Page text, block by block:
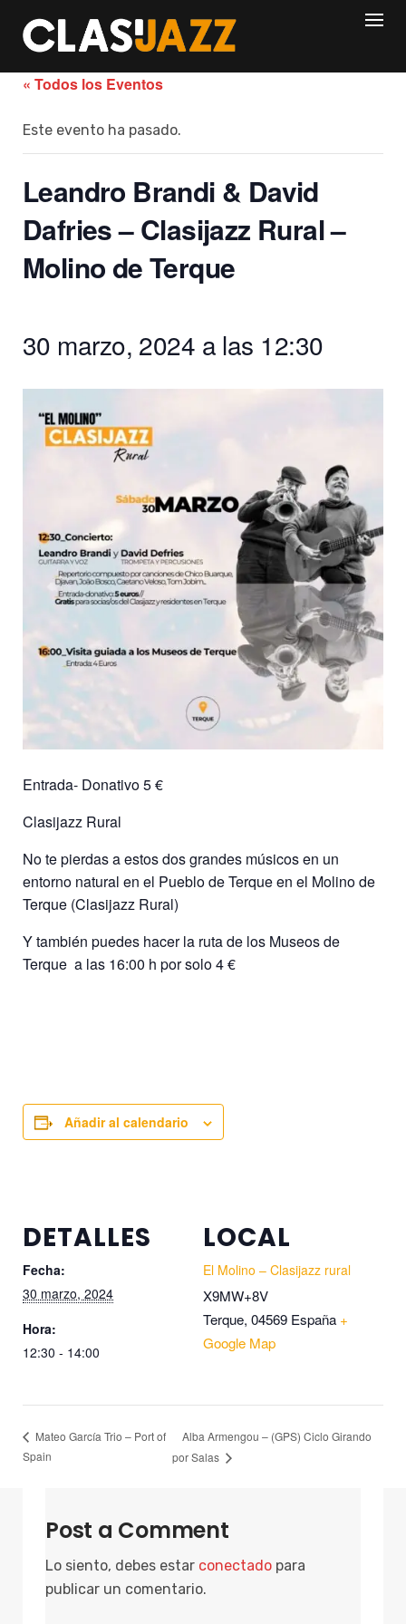
content
« Todos los Eventos
Este evento ha pasado.
Leandro Brandi & David
Dafries – Clasijazz Rural –
Molino de Terque
30 marzo, 2024 a las 12:30
Entrada- Donativo 5 €
Clasijazz Rural
No te pierdas a estos dos grandes músicos en un
entorno natural en el Pueblo de Terque en el Molino de
Terque (Clasijazz Rural)
Y también puedes hacer la ruta de los Museos de
Terque a las 16:00 h por solo 4 €
Añadir al calendario
DETALLES
Fecha:
30 marzo, 2024
Hora:
12:30 - 14:00
LOCAL
El Molino – Clasijazz rural
X9MW+8V
Terque, 04569 España +
Google Map
Mateo García Trio – Port of
Spain
Alba Armengou – (GPS) Ciclo Girando
por Salas
Post a Comment
Lo siento, debes estar conectado para
publicar un comentario.